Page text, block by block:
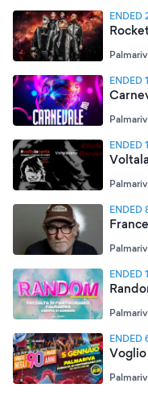
ENDED
ENDED
ENDED
ENDED
ENDED
ENDED